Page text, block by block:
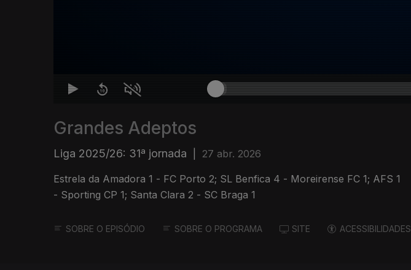
Grandes Adeptos
Liga 2025/26: 31ª jornada 27 abr. 2026
Estrela da Amadora 1 - FC Porto 2; SL Benfica 4 - Moreirense FC 1; AFS 1
- Sporting CP 1; Santa Clara 2 - SC Braga 1
SOBRE O EPISÓDIO SOBRE O PROGRAMA SITE ACESSIBILIDADES